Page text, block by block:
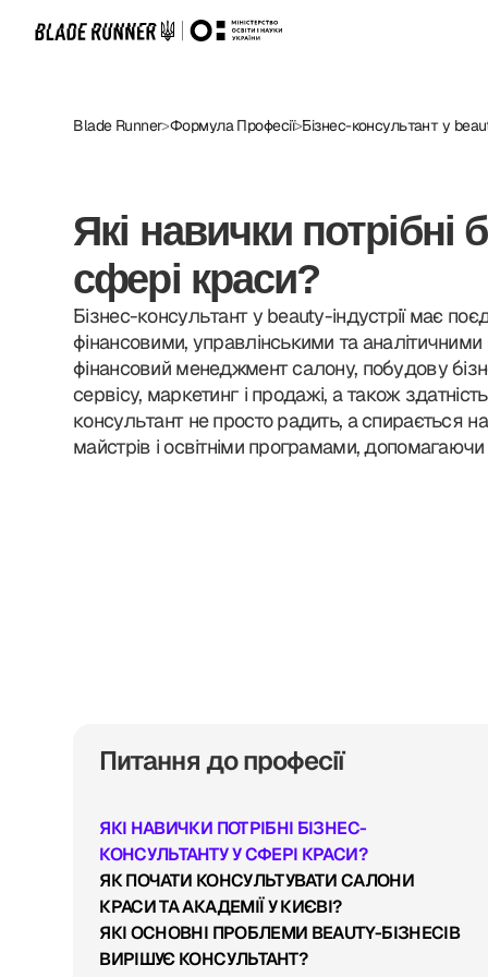
мистецтва в Україні.
який визнається у 100+
Blade Runner>Формула Професії>Бізнес-консультант у
Які навички потрібні
сфері краси?
Бізнес-консультант у beauty-індустрії має
фінансовими, управлінськими та
фінансовий менеджмент салону, побудову
сервісу, маркетинг і продажі, а також
консультант не просто радить, а спирається
майстрів і освітніми програмами,
Питання до професії
ЯКІ НАВИЧКИ ПОТРІБНІ БІЗНЕС-
КОНСУЛЬТАНТУ У СФЕРІ КРАСИ?
ЯК ПОЧАТИ КОНСУЛЬТУВАТИ САЛОНИ
КРАСИ ТА АКАДЕМІЇ У КИЄВІ?
ЯКІ ОСНОВНІ ПРОБЛЕМИ BEAUTY-БІЗНЕСІВ
ВИРІШУЄ КОНСУЛЬТАНТ?